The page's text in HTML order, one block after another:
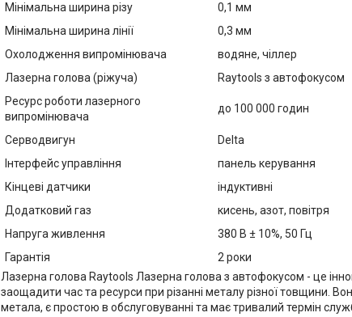
Мінімальна ширина різу
0,1 мм
Мінімальна ширина лінії
0,3 мм
Охолодження випромінювача
водяне, чіллер
Лазерна голова (ріжуча)
Raytools з автофокусом
Ресурс роботи лазерного
випромінювача
до 100 000 годин
Серводвигун
Delta
Інтерфейс управління
панель керування
Кінцеві датчики
індуктивні
Додатковий газ
кисень, азот, повітря
Напруга живлення
380 В ± 10%, 50 Гц
Гарантія
2 роки
Лазерна голова Raytools Лазерна голова з автофокусом - це
заощадити час та ресурси при різанні металу різної товщини.
метала, є простою в обслуговуванні та має тривалий термін